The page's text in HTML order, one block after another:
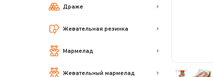
Драже
Жевательная резинка
Мармелад
Жевательный мармелад